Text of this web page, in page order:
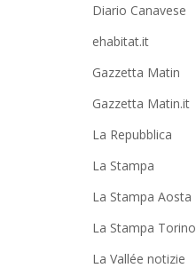
Diario Canavese
ehabitat.it
Gazzetta Matin
Gazzetta Matin.it
La Repubblica
La Stampa
La Stampa Aosta
La Stampa Torino
La Vallée notizie